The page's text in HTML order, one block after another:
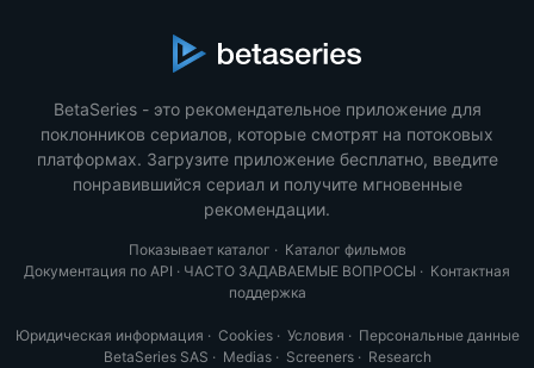
BetaSeries - это рекомендательное приложение для
поклонников сериалов, которые смотрят на потоковых
платформах. Загрузите приложение бесплатно, введите
понравившийся сериал и получите мгновенные
рекомендации.
Показывает каталог · Каталог фильмов
Документация по API · ЧАСТО ЗАДАВАЕМЫЕ ВОПРОСЫ · Контактная
поддержка
Юридическая информация · Cookies· Условия · Персональные данные
BetaSeries SAS · Medias· Screeners· Research